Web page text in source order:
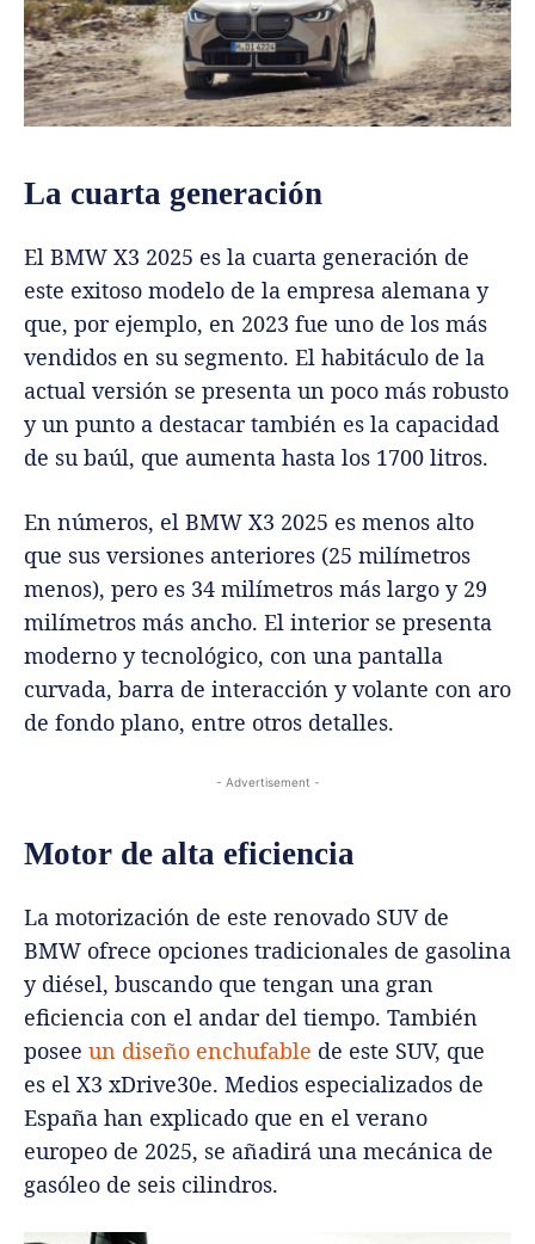
La cuarta generación
El BMW X3 2025 es la cuarta generación de
este exitoso modelo de la empresa alemana y
que, por ejemplo, en 2023 fue uno de los más
vendidos en su segmento. El habitáculo de la
actual versión se presenta un poco más robusto
y un punto a destacar también es la capacidad
de su baúl, que aumenta hasta los 1700 litros.
En números, el BMW X3 2025 es menos alto
que sus versiones anteriores (25 milímetros
menos), pero es 34 milímetros más largo y 29
milímetros más ancho. El interior se presenta
moderno y tecnológico, con una pantalla
curvada, barra de interacción y volante con aro
de fondo plano, entre otros detalles.
- Advertisement -
Motor de alta eficiencia
La motorización de este renovado SUV de
BMW ofrece opciones tradicionales de gasolina
y diésel, buscando que tengan una gran
eficiencia con el andar del tiempo. También
posee un diseño enchufable de este SUV, que
es el X3 xDrive30e. Medios especializados de
España han explicado que en el verano
europeo de 2025, se añadirá una mecánica de
gasóleo de seis cilindros.